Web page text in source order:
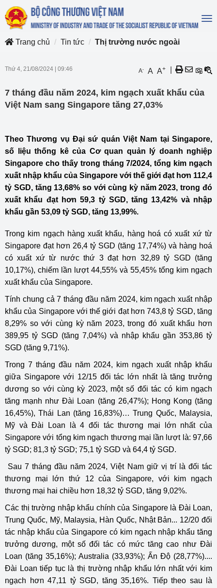
Trang chủ
Tin tức Thị trường nước ngoài
Thứ 4, 21/08/2024 09:46 A- A A+
7 tháng đầu năm 2024, kim ngạch xuất khẩu của
Việt Nam sang Singapore tăng 27,03%
Theo Thương vụ Đại sứ quán Việt Nam tại Singapore,
số liệu thống kê của Cơ quan quản lý doanh nghiệp
Singapore cho thấy trong tháng 7/2024, tổng kim ngạch
xuất nhập khẩu của Singapore với thế giới đạt hơn 112,4
tỷ SGD, tăng 13,68% so với cùng kỳ năm 2023, trong đó
xuất khẩu đạt hơn 59,3 tỷ SGD, tăng 13,42% và nhập
khẩu gần 53,09 tỷ SGD, tăng 13,99%.
Trong kim ngạch hàng xuất khẩu, hàng hoá có xuất xứ từ
Singapore đạt hơn 26,4 tỷ SGD (tăng 17,74%) và hàng hoá
có xuất xứ từ nước thứ 3 đạt hơn 32,89 tỷ SGD (tăng
10,17%), chiếm lần lượt 44,55% và 55,45% tổng kim ngạch
xuất khẩu của Singapore.
Tính chung cả 7 tháng đầu năm 2024, kim ngạch xuất nhập
khẩu của Singapore với thế giới đạt hơn 743,8 tỷ SGD, tăng
8,29% so với cùng kỳ năm 2023, trong đó xuất khẩu hơn
389,95 tỷ SGD (tăng 7,04%) và nhập khẩu gần 353,86 tỷ
SGD (tăng 9,71%).
Trong 7 tháng đầu năm 2024, kim ngạch xuất nhập khẩu
giữa Singapore với 12/15 đối tác lớn nhất là tăng trưởng
dương so với cùng kỳ 2023, một số đối tác có kim ngạch
tăng mạnh như Đài Loan (tăng 26,47%); Hong Kong (tăng
16,45%), Thái Lan (tăng 16,83%)… Trung Quốc, Malaysia,
Mỹ và Đài Loan là 4 đối tác thương mại lớn nhất của
Singapore với tổng kim ngạch thương mại lần lượt là: 97,66
tỷ SGD; 81,3 tỷ SGD; 75,1 tỷ SGD và 64,4 tỷ SGD.
Sau 7 tháng đầu năm 2024, Việt Nam giữ vị trí là đối tác
thương mại lớn thứ 12 của Singapore, với kim ngạch
thương mại hai chiều hơn 18,32 tỷ SGD, tăng 9,02%.
Các thị trường nhập khẩu chính của Singapore là Đài Loan,
Trung Quốc, Mỹ, Malaysia, Hàn Quốc, Nhật Bản... 12/20 đối
tác nhập khẩu của Singapore có kim ngạch nhập khẩu tăng
trưởng dương, một số đối tác có mức tăng cao như Đài
Loan (tăng 35,16%); Australia (33,93%); Ấn Độ (28,77%)....
Đài Loan tiếp tục là thị trường nhập khẩu lớn nhất với kim
ngạch hơn 47,11 tỷ SGD, tăng 35,16%. Tiếp theo sau là